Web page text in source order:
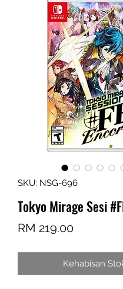
SKU: NSG-696
Tokyo Mirage Sesi
RM 219.00Harga
Kehabisan